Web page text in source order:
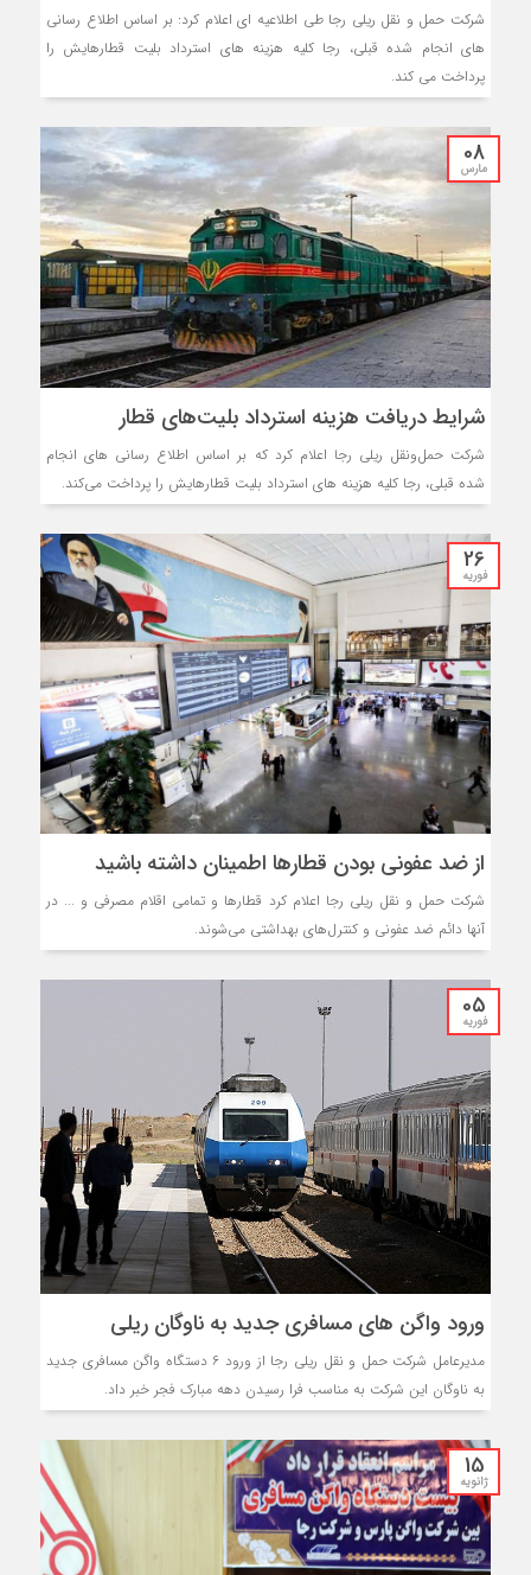
شرکت حمل و نقل ریلی رجا طی اطلاعیه ای اعلام کرد: بر اساس اطلاع رسانی
های انجام شده قبلی، رجا کلیه هزینه های استرداد بلیت قطارهایش را
پرداخت می کند.
08
مارس
شرایط دریافت هزینه استرداد بلیت‌های قطار
شرکت حمل‌ونقل ریلی رجا اعلام کرد که بر اساس اطلاع رسانی های انجام
شده قبلی، رجا کلیه هزینه های استرداد بلیت قطارهایش را پرداخت می‌کند.
26
فوریه
از ضد عفونی بودن قطارها اطمینان داشته باشید
شرکت حمل و نقل ریلی رجا اعلام کرد قطارها و تمامی اقلام مصرفی و ... در
آنها دائم ضد عفونی و کنترل‌های بهداشتی می‌شوند.
05
فوریه
ورود واگن های مسافری جدید به ناوگان ریلی
مدیرعامل شرکت حمل و نقل ریلی رجا از ورود ۶ دستگاه واگن مسافری جدید
به ناوگان این شرکت به مناسب فرا رسیدن دهه مبارک فجر خبر داد.
15
ژانویه